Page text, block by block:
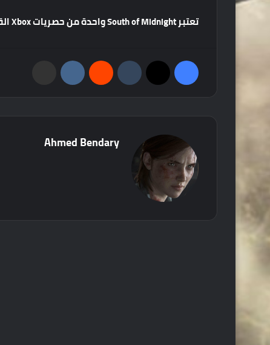
تعتبرSouth of Midnightواحدةمنحصريات
Ahmed Bendary